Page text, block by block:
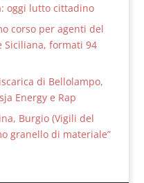
oggi lutto cittadino
corso per agenti del
Siciliana, formati 94
di Bellolampo,
Energy e Rap
Burgio (Vigili del
granello di materiale”